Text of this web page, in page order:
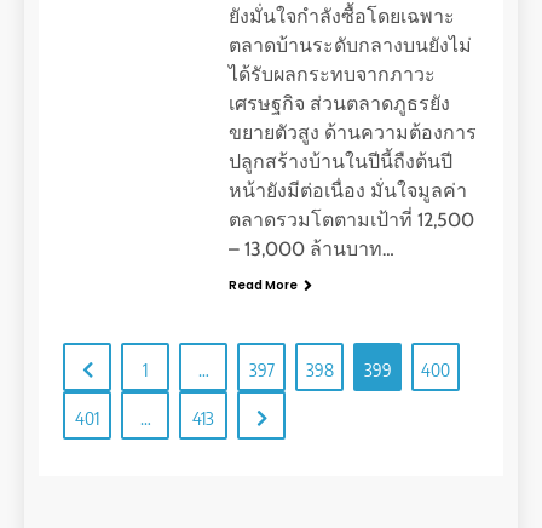
ยังมั่นใจกำลังซื้อโดยเฉพาะ
ตลาดบ้านระดับกลางบนยังไม่
ได้รับผลกระทบจากภาวะ
เศรษฐกิจ ส่วนตลาดภูธรยัง
ขยายตัวสูง ด้านความต้องการ
ปลูกสร้างบ้านในปีนี้ถืงต้นปี
หน้ายังมีต่อเนื่อง มั่นใจมูลค่า
ตลาดรวมโตตามเป้าที่ 12,500
– 13,000 ล้านบาท…
Read More
1 … 397 398 399 400
401 … 413